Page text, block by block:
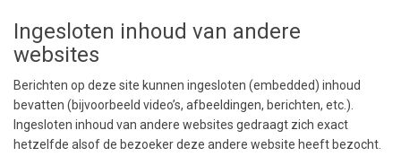
Ingesloten inhoud van andere
websites
Berichten op deze site kunnen ingesloten (embedded) inhoud
bevatten (bijvoorbeeld video’s, afbeeldingen, berichten, etc.).
Ingesloten inhoud van andere websites gedraagt zich exact
hetzelfde alsof de bezoeker deze andere website heeft bezocht.